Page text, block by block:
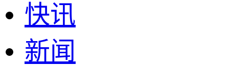
快讯
新闻